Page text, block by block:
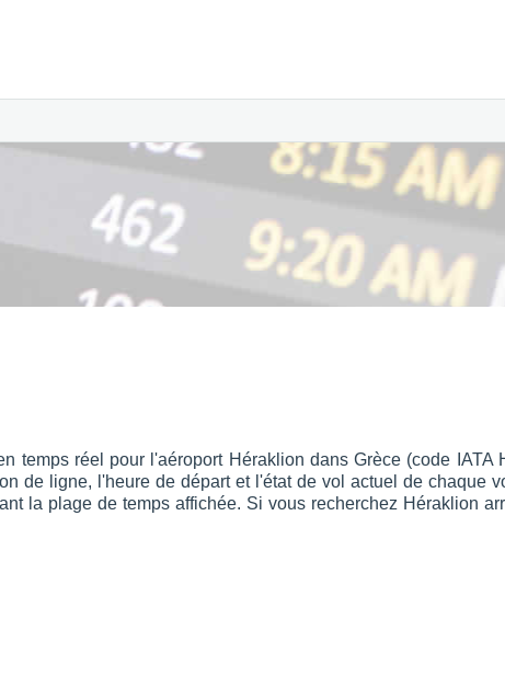
temps réel pour l'aéroport Héraklion dans Grèce (code IATA
de ligne, l'heure de départ et l'état de vol actuel de chaque
la plage de temps affichée. Si vous recherchez Héraklion